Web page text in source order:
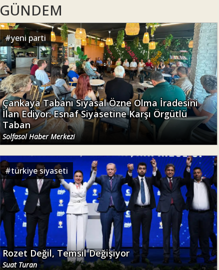
GÜNDEM
#yeni parti
Çankaya Tabanı Siyasal Özne Olma İradesini
İlan Ediyor: Esnaf Siyasetine Karşı Örgütlü
Taban
Solfasol Haber Merkezi
#türkiye siyaseti
Rozet Değil, Temsil Değişiyor
Suat Turan